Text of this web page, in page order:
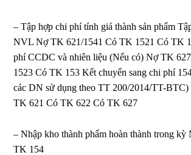
– Tập hợp chi phí tính giá thành sản phẩm
NVL Nợ TK 621/1541 Có TK 1521 Có TK
phí CCDC và nhiên liệu (Nếu có) Nợ TK
1523 Có TK 153 Kết chuyển sang chi phí
các DN sử dụng theo TT 200/2014/TT-
TK 621 Có TK 622 Có TK 627
– Nhập kho thành phẩm hoàn thành trong
TK 154